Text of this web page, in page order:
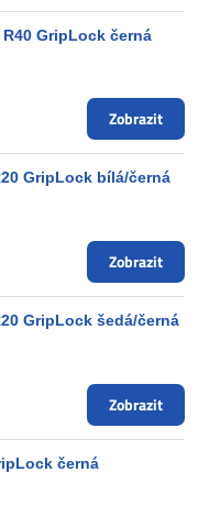
GripLock černá
Zobrazit
GripLock bílá/černá
Zobrazit
GripLock šedá/černá
Zobrazit
černá